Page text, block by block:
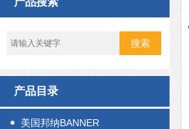
产品目录
美国邦纳BANNER